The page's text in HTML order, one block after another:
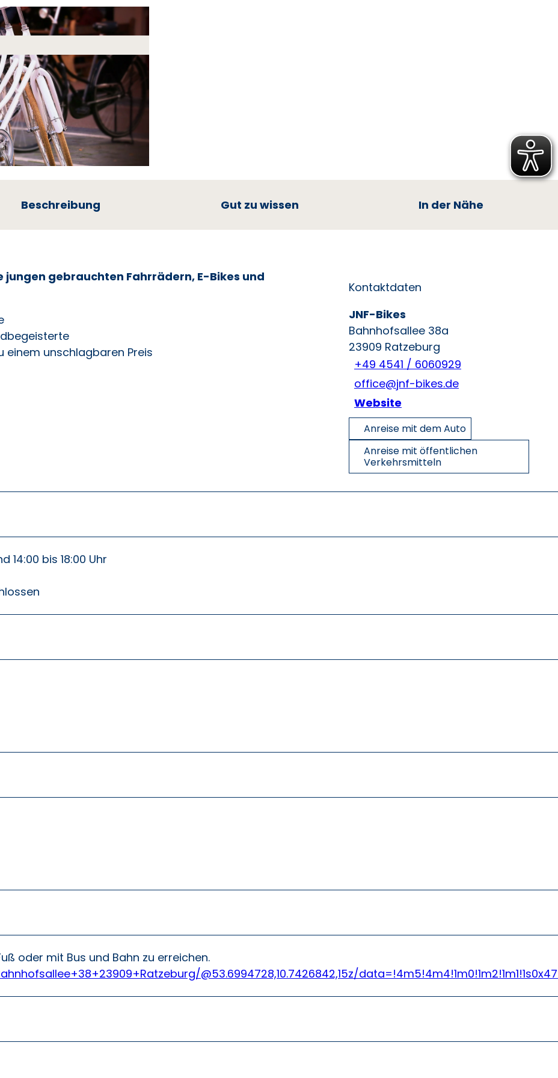
Beschreibung Gut zu wissen In der Nähe
gebrauchten Fahrrädern, E-Bikes und
einem unschlagbaren Preis
14:00 bis 18:00 Uhr
oder mit Bus und Bahn zu erreichen.
@53.6994728,10.7426842,15z/
Kontaktdaten
JNF-Bikes
Bahnhofsallee 38a
23909 Ratzeburg
+49 4541 / 6060929
office@jnf-bikes.de
Website
Anreise mit dem Auto
Anreise mit öffentlichen
Verkehrsmitteln